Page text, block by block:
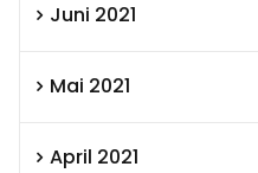
Juni 2021
Mai 2021
April 2021